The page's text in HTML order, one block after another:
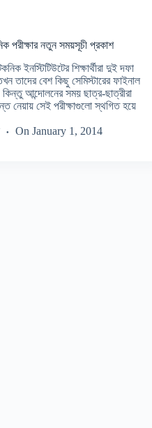
পরীক্ষার নতুন সময়সূচী প্রকাশ
ইনস্টিটিউটের শিক্ষার্থীরা দুই দফা
তাদের বেশ কিছু সেমিস্টারের ফাইনাল
আন্দোলনের সময় ছাত্র-ছাত্রীরা
নেয়ায় সেই পরীক্ষাগুলো স্থগিত হয়ে
On January 1, 2014